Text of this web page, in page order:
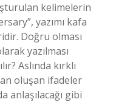
kelimelerin
yazımı kafa
Doğru olması
yazılması
Aslında kırklı
oluşan ifadeler
anlaşılacağı gibi